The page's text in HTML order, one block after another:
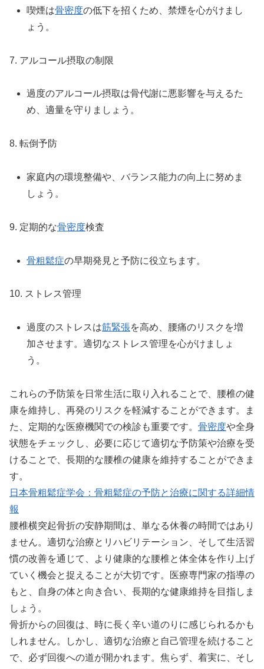
喫煙は骨密度の低下を招くため、禁煙を心がけまし
ょう。
7. アルコール摂取の制限
過度のアルコール摂取は骨代謝に悪影響を与えるた
め、適量を守りましょう。
8. 転倒予防
家庭内の環境整備や、バランス能力の向上に努めま
しょう。
9. 定期的な骨密度検査
骨粗鬆症の早期発見と予防に役立ちます。
10. ストレス管理
過度のストレスは筋緊張を高め、腰痛のリスクを増
加させます。適切なストレス管理を心がけましょ
う。
これらの予防策を日常生活に取り入れることで、腰椎の健
康を維持し、再発のリスクを軽減することができます。ま
た、定期的な医療機関での検診も重要です。 骨密度や全身
状態をチェックし、必要に応じて適切な予防策や治療を受
けることで、長期的な腰椎の健康を維持することができま
す。
日本骨粗鬆症学会：骨粗鬆症の予防と治療に関する詳細情
報
腰椎横突起骨折の安静期間は、単なる休養の時間ではあり
ません。適切な治療とリハビリテーション、そして生活習
慣の改善を通じて、より健康的な腰椎と体全体を作り上げ
ていく機会と捉えることが大切です。医療専門家の指導の
もと、自身の体と向き合い、長期的な健康維持を目指しま
しょう。
骨折からの回復は、時に長く辛い道のりに感じられるかも
しれません。しかし、適切な治療と自己管理を続けること
で、必ず回復への道が開かれます。焦らず、着実に、そし